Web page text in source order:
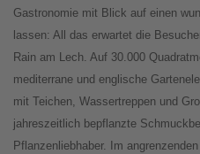
Gastronomie mit Blick auf einen
lassen: All das erwartet die
Rain am Lech. Auf 30.000
mediterrane und englische
mit Teichen, Wassertreppen und
jahreszeitlich bepflanzte
Pflanzenliebhaber. Im